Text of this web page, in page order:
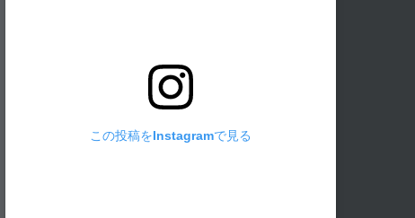
この投稿をInstagramで見る